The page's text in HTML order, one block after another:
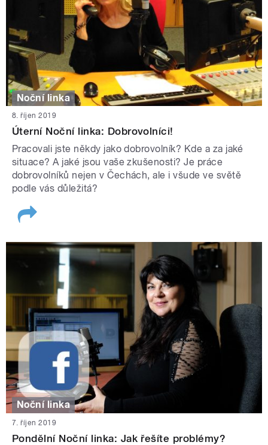
Noční linka
8. říjen 2019
Úterní Noční linka: Dobrovolníci!
Pracovali jste někdy jako dobrovolník? Kde a za jaké
situace? A jaké jsou vaše zkušenosti? Je práce
dobrovolníků nejen v Čechách, ale i všude ve světě
podle vás důležitá?
Noční linka
7. říjen 2019
Pondělní Noční linka: Jak řešíte problémy?